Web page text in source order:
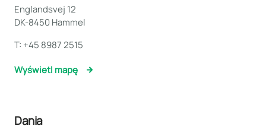
Englandsvej 12
DK-8450 Hammel
T: +45 8987 2515
Wyświetl mapę
Dania